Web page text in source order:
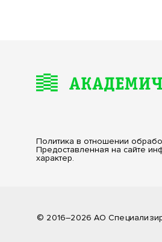
Политика в отношении
Предоставленная на сайте
характер.
© 2016–2026 АО